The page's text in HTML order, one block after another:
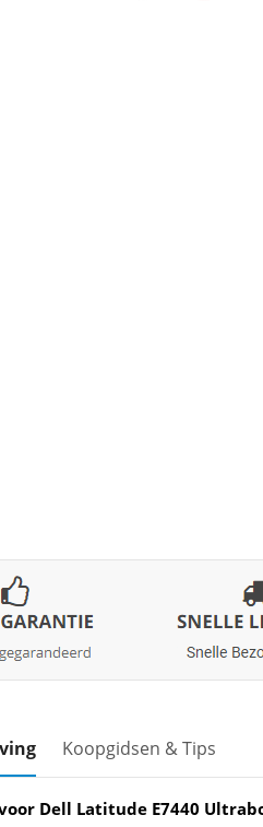
Koopgidsen & Tips
Dell Latitude E7440